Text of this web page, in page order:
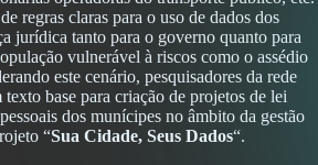
regras claras para o uso de dados dos
jurídica tanto para o governo quanto para
vulnerável à riscos como o assédio
este cenário, pesquisadores da rede
base para criação de projetos de lei
dos munícipes no âmbito da gestão
“Sua Cidade, Seus Dados“.